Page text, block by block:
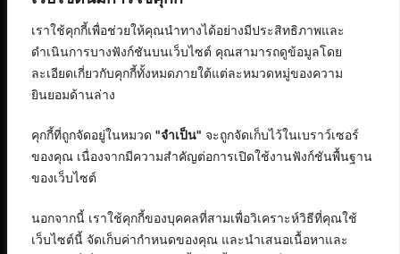
เราใช้คุกกี้เพื่อช่วยให้คุณนำทางได้อย่างมีประสิทธิภาพและ
ดำเนินการบางฟังก์ชันบนเว็บไซต์ คุณสามารถดูข้อมูลโดย
ละเอียดเกี่ยวกับคุกกี้ทั้งหมดภายใต้แต่ละหมวดหมู่ของความ
ยินยอมด้านล่าง
คุกกี้ที่ถูกจัดอยู่ในหมวด "จำเป็น" จะถูกจัดเก็บไว้ในเบราว์เซอร์
ของคุณ เนื่องจากมีความสำคัญต่อการเปิดใช้งานฟังก์ชันพื้นฐาน
ของเว็บไซต์
นอกจากนี้ เราใช้คุกกี้ของบุคคลที่สามเพื่อวิเคราะห์วิธีที่คุณใช้
เว็บไซต์นี้ จัดเก็บค่ากำหนดของคุณ และนำเสนอเนื้อหาและ